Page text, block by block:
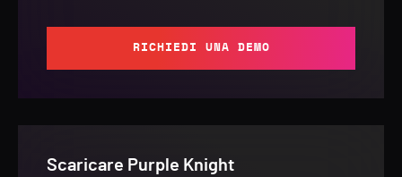
RICHIEDI UNA DEMO
Scaricare Purple Knight